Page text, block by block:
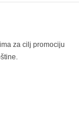
za cilj promociju